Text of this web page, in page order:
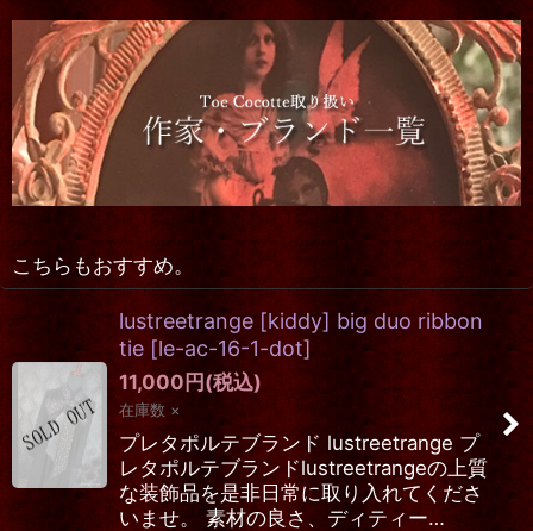
こちらもおすすめ。
lustreetrange [kiddy] big duo ribbon
tie [le-ac-16-1-dot]
11,000円(税込)
在庫数 ×
プレタポルテブランド lustreetrange プ
レタポルテブランドlustreetrangeの上質
な装飾品を是非日常に取り入れてくださ
いませ。 素材の良さ、ディティー…